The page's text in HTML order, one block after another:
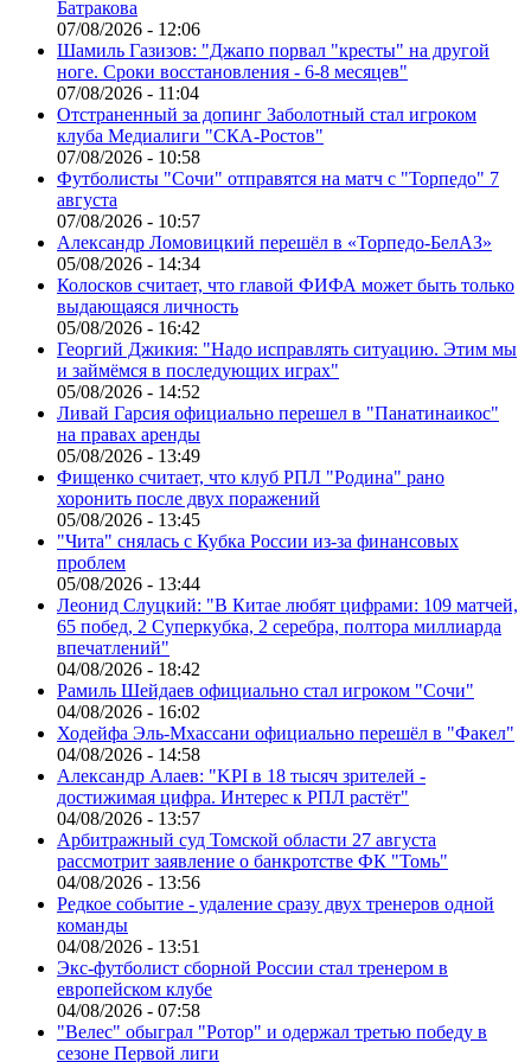
Батракова
07/08/2026 - 12:06
Шамиль Газизов: "Джапо порвал "кресты" на другой
ноге. Сроки восстановления - 6-8 месяцев"
07/08/2026 - 11:04
Отстраненный за допинг Заболотный стал игроком
клуба Медиалиги "СКА-Ростов"
07/08/2026 - 10:58
Футболисты "Сочи" отправятся на матч с "Торпедо" 7
августа
07/08/2026 - 10:57
Александр Ломовицкий перешёл в «Торпедо-БелАЗ»
05/08/2026 - 14:34
Колосков считает, что главой ФИФА может быть только
выдающаяся личность
05/08/2026 - 16:42
Георгий Джикия: "Надо исправлять ситуацию. Этим мы
и займёмся в последующих играх"
05/08/2026 - 14:52
Ливай Гарсия официально перешел в "Панатинаикос"
на правах аренды
05/08/2026 - 13:49
Фищенко считает, что клуб РПЛ "Родина" рано
хоронить после двух поражений
05/08/2026 - 13:45
"Чита" снялась с Кубка России из-за финансовых
проблем
05/08/2026 - 13:44
Леонид Слуцкий: "В Китае любят цифрами: 109 матчей,
65 побед, 2 Суперкубка, 2 серебра, полтора миллиарда
впечатлений"
04/08/2026 - 18:42
Рамиль Шейдаев официально стал игроком "Сочи"
04/08/2026 - 16:02
Ходейфа Эль-Мхассани официально перешёл в "Факел"
04/08/2026 - 14:58
Александр Алаев: "KPI в 18 тысяч зрителей -
достижимая цифра. Интерес к РПЛ растёт"
04/08/2026 - 13:57
Арбитражный суд Томской области 27 августа
рассмотрит заявление о банкротстве ФК "Томь"
04/08/2026 - 13:56
Редкое событие - удаление сразу двух тренеров одной
команды
04/08/2026 - 13:51
Экс-футболист сборной России стал тренером в
европейском клубе
04/08/2026 - 07:58
"Велес" обыграл "Ротор" и одержал третью победу в
сезоне Первой лиги